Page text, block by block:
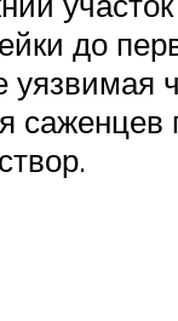
до
саженцев